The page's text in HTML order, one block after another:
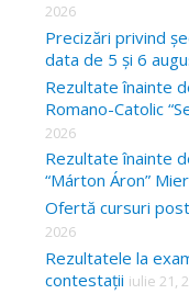
2026
Precizări privind
data de 5 și 6
Rezultate înainte
Romano-Catolic
2026
Rezultate înainte
“Márton Áron”
Ofertă cursuri
2026
Rezultatele la
contestații iulie 21,